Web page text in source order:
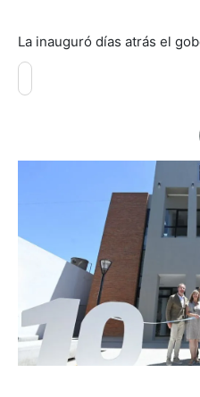
La inauguró días atrás el